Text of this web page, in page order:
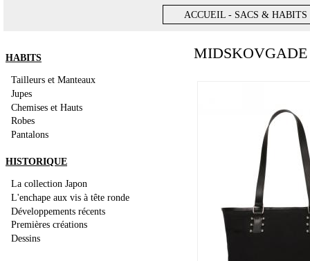
ACCUEIL - SACS & HABITS
HABITS
Tailleurs et Manteaux
Jupes
Chemises et Hauts
Robes
Pantalons
HISTORIQUE
La collection Japon
L'enchape aux vis à tête ronde
Développements récents
Premières créations
Dessins
MIDSKOVGADE